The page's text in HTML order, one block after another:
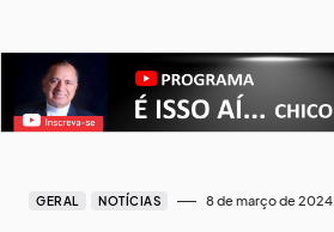
GERAL NOTÍCIAS 8 de março de 2024